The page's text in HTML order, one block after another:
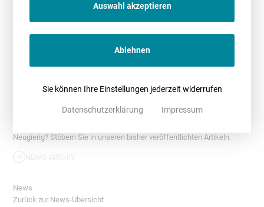
Christian Falke
NEWSLETTER
Neugierig? Stöbern Sie in unseren bisher veröffentlichten Artikeln.
NEWS-ARCHIV
News
Zurück zur News-Übersicht
Auswahl akzeptieren
Ablehnen
Sie können Ihre Einstellungen jederzeit widerrufen
Datenschutzerklärung Impressum